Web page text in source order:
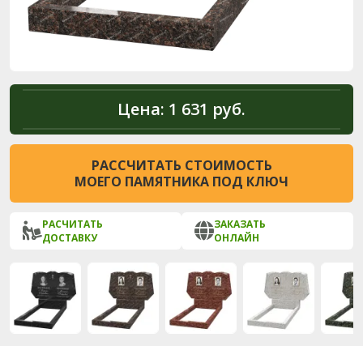
Цена: 1 631 руб.
РАССЧИТАТЬ СТОИМОСТЬ
МОЕГО ПАМЯТНИКА ПОД КЛЮЧ
РАСЧИТАТЬ
ДОСТАВКУ
ЗАКАЗАТЬ
ОНЛАЙН